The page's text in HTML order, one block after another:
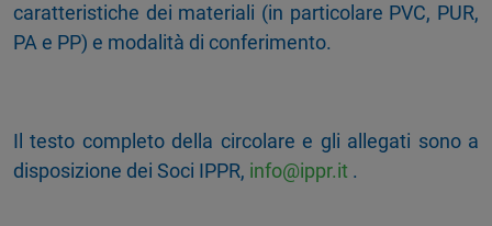
caratteristiche dei materiali (in particolare PVC, PUR,
PA e PP) e modalità di conferimento.
Il testo completo della circolare e gli allegati sono a
disposizione dei Soci IPPR, info@ippr.it .